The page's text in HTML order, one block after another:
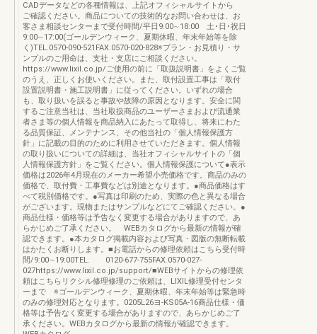
CADデータなどの各種情報は、上記オフィシャルサイトから
ご確認ください。商品についての技術的なお問い合わせは、お
客さま相談センターまで受付時間/平日9:00∼18:00 土･日･祝日
9:00∼17:00(ゴールデンウィーク、夏期休暇、年末年始等を除
く)TEL.0570-090-521FAX.0570-020-828※プラン・お見積り・サ
ンプルのご用命は、支社・支店にご相談ください。
https://www.lixil.co.jp/ご使用の前に「取扱説明書」をよくご覧
のうえ、正しくお使いください。また、取付設置工事は「取付
設置説明書・施工説明書」に従ってください。いずれの場合
も、取り扱いを誤ると事故や故障の原因となります。安全に関
するご注意当社は、当社取扱商品のユーザーさまおよび流通業
者さま等の個人情報を商品納入にあたって取得し、将来にわた
る品質保証、メンテナンス、その他当社の「個人情報保護方
針」に記載の目的のために利用させていただきます。個人情報
の取り扱いについての詳細は、当社オフィシャルサイトの「個
人情報保護方針」をご覧ください。個人情報保護について●表示
価格は2026年4月現在のメーカー希望小売価格です。商品のみの
価格で、取付費・工事費などは別途となります。●商品価格はす
べて税別価格です。●写真は印刷のため、実際の色と異なる場合
がございます。現物またはサンプルなどにてご確認ください。●
商品仕様・価格等は予告なく変更する場合がありますので、あ
らかじめご了承ください。 WEBカタログから最新の情報が確
認できます。●本カタログ掲載内容および写真・図版の無断転載
はかたくお断りします。■お電話からの修理依頼はこちら受付時
間/9:00∼19:00TEL. 0120-677-755FAX.0570-027-
027https://www.lixil.co.jp/support/■WEBサイトからの修理依
頼はこちらリクシル修理修理のご依頼は、LIXIL修理受付センタ
ーまで ※ゴールデンウィーク、夏期休暇、年末年始等は緊急時
のみの修理対応となります。0205L26ヨ-KS05A-16商品仕様・価
格等は予告なく変更する場合がありますので、あらかじめご了
承ください。WEBカタログから最新の情報が確認できます。